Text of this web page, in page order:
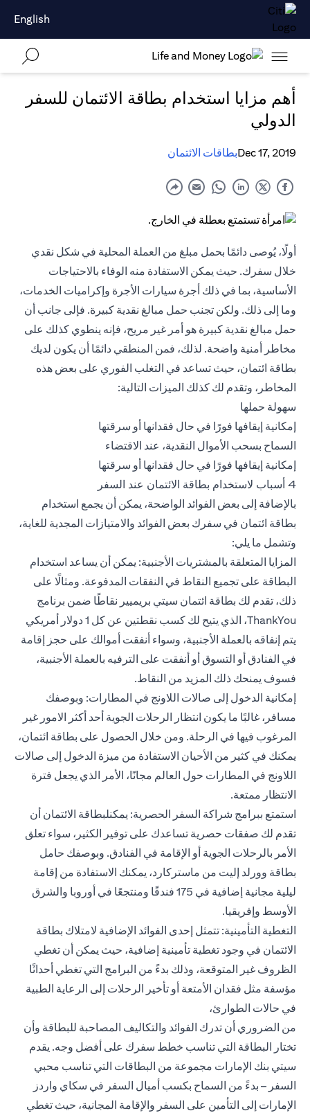
English
أهم مزايا استخدام بطاقة الائتمان للسفر
الدولي
Dec 17, 2019بطاقات الائتمان
أولًا، يُوصى دائمًا بحمل مبلغ من العملة المحلية في شكل نقدي
خلال سفرك. حيث يمكن الاستفادة منه الوفاء بالاحتياجات
الأساسية، بما في ذلك أجرة سيارات الأجرة وإكراميات الخدمات،
وما إلى ذلك. ولكن تجنب حمل مبالغ نقدية كبيرة. فإلى جانب أن
حمل مبالغ نقدية كبيرة هو أمر غير مريح، فإنه ينطوي كذلك على
مخاطر أمنية واضحة. لذلك، فمن المنطقي دائمًا أن يكون لديك
بطاقة ائتمان، حيث تساعد في التغلب الفوري على بعض هذه
المخاطر، وتقدم لك كذلك الميزات التالية:
سهولة حملها
إمكانية إيقافها فورًا في حال فقدانها أو سرقتها
السماح بسحب الأموال النقدية، عند الاقتضاء
إمكانية إيقافها فورًا في حال فقدانها أو سرقتها
4 أسباب لاستخدام بطاقة الائتمان عند السفر
بالإضافة إلى بعض الفوائد الواضحة، يمكن أن يجمع استخدام
بطاقة ائتمان في سفرك بعض الفوائد والامتيازات المجدية للغاية،
وتشمل ما يلي:
المزايا المتعلقة بالمشتريات الأجنبية: يمكن أن يساعد استخدام
البطاقة على تجميع النقاط في النفقات المدفوعة. ومثالًا على
ذلك، تقدم لك بطاقة ائتمان سيتي بريميير نقاطًا ضمن برنامج
ThankYou، الذي يتيح لك كسب نقطتين عن كل 1 دولار أمريكي
يتم إنفاقه بالعملة الأجنبية، وسواء أنفقت أموالك على حجز إقامة
في الفنادق أو التسوق أو أنفقت على الترفيه بالعملة الأجنبية،
فسوف يمنحك ذلك المزيد من النقاط.
إمكانية الدخول إلى صالات اللاونج في المطارات: وبوصفك
مسافر، غالبًا ما يكون انتظار الرحلات الجوية أحد أكثر الامور غير
المرغوب فيها في الرحلة. ومن خلال الحصول على بطاقة ائتمان،
يمكنك في كثير من الأحيان الاستفادة من ميزة الدخول إلى صالات
اللاونج في المطارات حول العالم مجانًا، الأمر الذي يجعل فترة
الانتظار ممتعة.
استمتع ببرامج شراكة السفر الحصرية: يمكنلبطاقة الائتمان أن
تقدم لك صفقات حصرية تساعدك على توفير الكثير، سواء تعلق
الأمر بالرحلات الجوية أو الإقامة في الفنادق. وبوصفك حامل
بطاقة وورلد إليت من ماستركارد، يمكنك الاستفادة من إقامة
ليلية مجانية إضافية في 175 فندقًا ومنتجعًا في أوروبا والشرق
الأوسط وإفريقيا.
التغطية التأمينية: تتمثل إحدى الفوائد الإضافية لامتلاك بطاقة
الائتمان في وجود تغطية تأمينية إضافية، حيث يمكن أن تغطي
الظروف غير المتوقعة، وذلك بدءً من البرامج التي تغطي أحداثًا
مؤسفة مثل فقدان الأمتعة أو تأخير الرحلات إلى الرعاية الطبية
في حالات الطوارئ،
من الضروري أن تدرك الفوائد والتكاليف المصاحبة للبطاقة وأن
تختار البطاقة التي تناسب خطط سفرك على أفضل وجه. يقدم
سيتي بنك الإمارات مجموعة من البطاقات التي تناسب محبي
السفر – بدءً من السماح بكسب أميال السفر في سكاي واردز
الإمارات إلى التأمين على السفر والإقامة المجانية، حيث تغطي